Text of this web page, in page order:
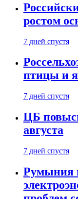
ростом
7 дней спустя
птицы и
7 дней спустя
ЦБ
августа
7 дней спустя
Румыния